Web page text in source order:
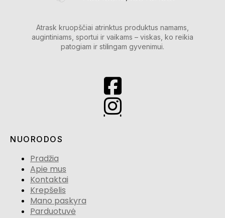
Atrask kruopščiai atrinktus produktus namams,
augintiniams, sportui ir vaikams – viskas, ko reikia
patogiam ir stilingam gyvenimui.
NUORODOS
Pradžia
Apie mus
Kontaktai
Krepšelis
Mano paskyra
Parduotuvė